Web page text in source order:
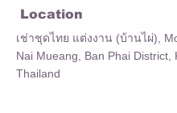
Location
เช่าชุดไทย แต่งงาน (บ้านไผ่),
Nai Mueang, Ban Phai District,
Thailand